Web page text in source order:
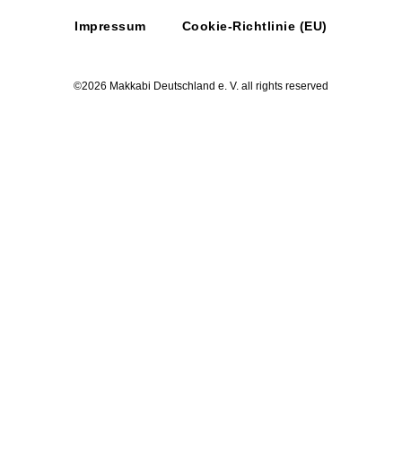
©2026 Makkabi Deutschland e. V. all rights reserved
Impressum Cookie-Richtlinie (EU)